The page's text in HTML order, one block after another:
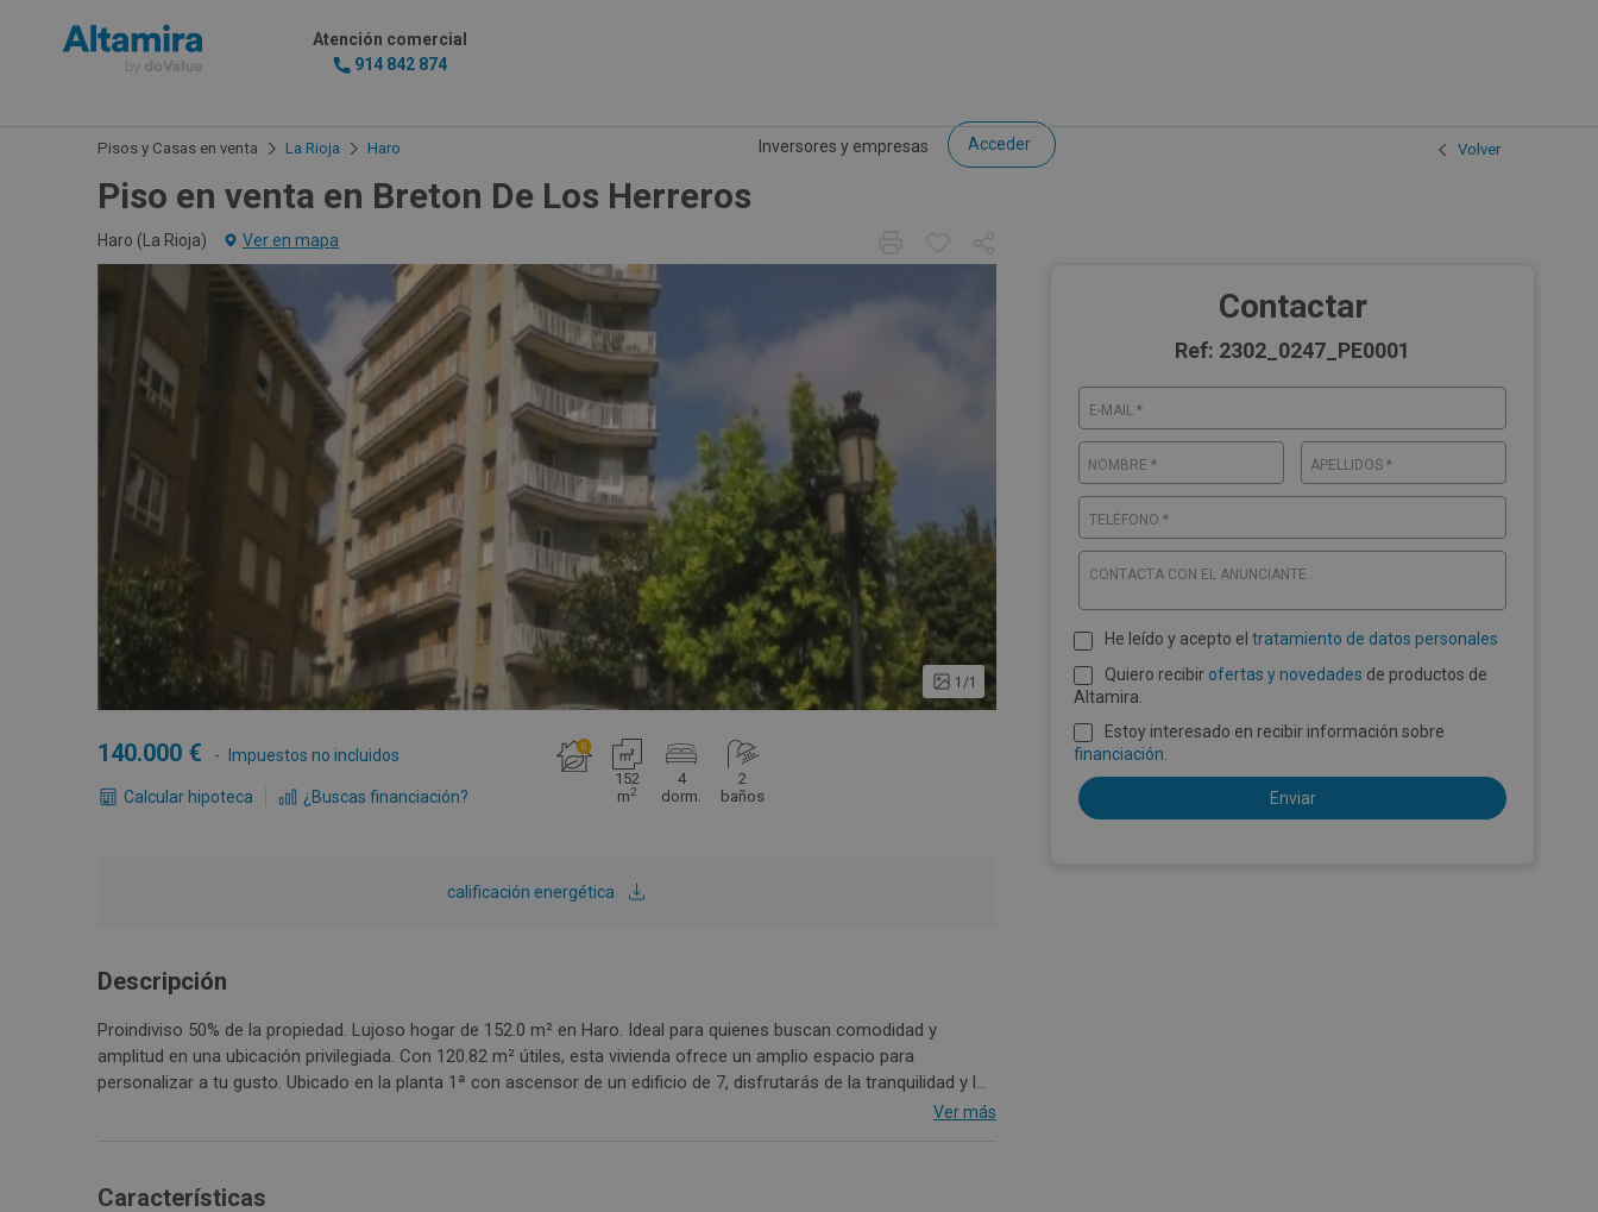
Atención comercial
914 842 874
Inversores y empresas Acceder
Pisos y Casas en venta La Rioja Haro Volver
Piso en venta en Breton De Los Herreros
Haro (La Rioja) Ver en mapa
1/1
Contactar
Ref: 2302_0247_PE0001
E-MAIL *
NOMBRE * APELLIDOS *
TELÉFONO *
CONTACTA CON EL ANUNCIANTE...
He leído y acepto el tratamiento de datos personales
Quiero recibir ofertas y novedades de productos de
Altamira.
Estoy interesado en recibir información sobre
financiación.
152
m2
4
dorm.
2
baños
140.000 Impuestos no incluidos
Calcular hipoteca ¿Buscas financiación?
calificación energética
Descripción
Proindiviso 50% de la propiedad. Lujoso hogar de 152.0 m² en Haro. Ideal para quienes buscan comodidad y
amplitud en una ubicación privilegiada. Con 120.82 m² útiles, esta vivienda ofrece un amplio espacio para
personalizar a tu gusto. Ubicado en la planta 1ª con ascensor de un edificio de 7, disfrutarás de la tranquilidad y las
vistas que ofrece la zona. La zona cuenta con excelentes servicios, incluyendo tiendas, restaurantes y colegios.
Ver más
Características